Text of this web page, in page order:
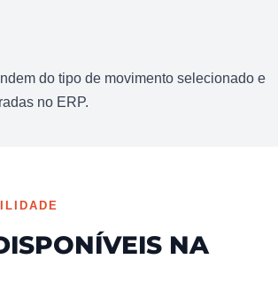
do tipo de movimento selecionado e
no ERP.
NA